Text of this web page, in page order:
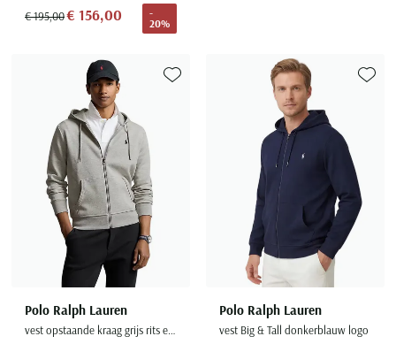
€ 195,00€ 156,00
-
20%
Polo Ralph Lauren
vest opstaande kraag grijs rits effen katoen
Toevoegen aan favorieten
Polo Ralph Lauren
vest Big & Tall donkerblauw logo